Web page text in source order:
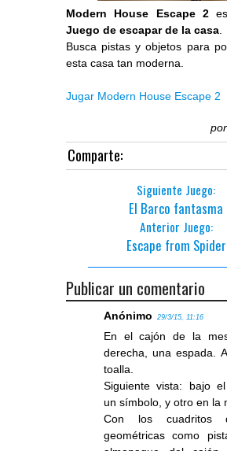
Modern House Escape 2
Juego de escapar de la casa.
Busca pistas y objetos para
esta casa tan moderna.
Jugar Modern House Escape 2
por
Comparte:
Siguiente Juego:
El Barco fantasma
Anterior Juego:
Escape from Spider
Publicar un comentario
Anónimo 29/3/15, 11:16
En el cajón de la
derecha, una espada.
toalla.
Siguiente vista: bajo
un símbolo, y otro en la
Con los cuadritos
geométricas como